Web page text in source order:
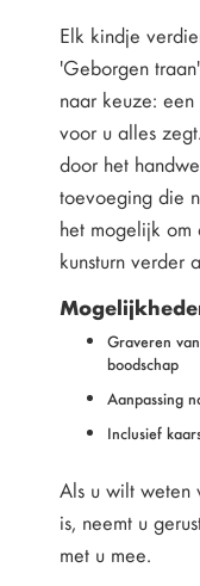
Elk kindje
'Geborgen
naar keuze:
voor u alles
door het
toevoeging die
het mogelijk
kunsturn verder
Graveren
boodschap
Aanpassing
Inclusief
Als u wilt weten
is, neemt u
met u mee.